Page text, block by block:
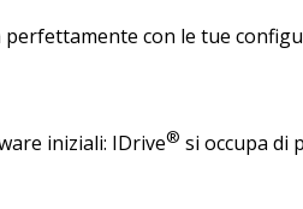
con le tue
iniziali: IDrive® si occupa di